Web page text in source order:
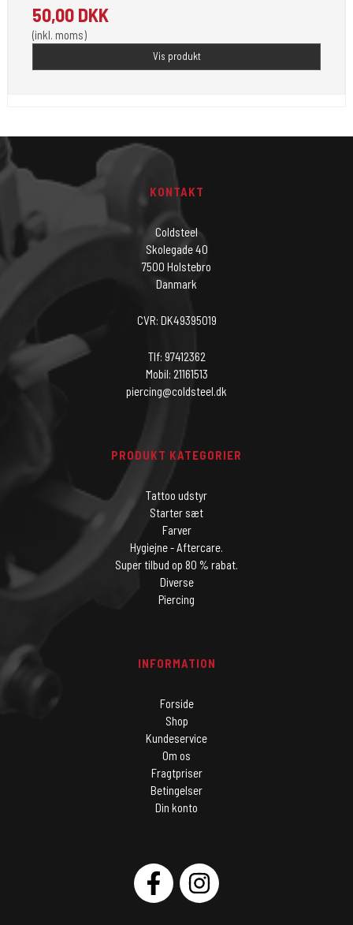
50,00 DKK
(inkl. moms)
Vis produkt
KONTAKT
Coldsteel
Skolegade 40
7500 Holstebro
Danmark
CVR: DK49395019
Tlf: 97412362
Mobil: 21161513
piercing@coldsteel.dk
PRODUKT KATEGORIER
Tattoo udstyr
Starter sæt
Farver
Hygiejne - Aftercare.
Super tilbud op 80 % rabat.
Diverse
Piercing
INFORMATION
Forside
Shop
Kundeservice
Om os
Fragtpriser
Betingelser
Din konto